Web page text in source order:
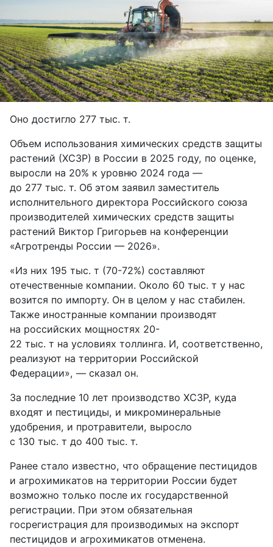
Оно достигло 277 тыс. т.
Объем использования химических средств защиты
растений (ХСЗР) в России в 2025 году, по оценке,
выросли на 20% к уровню 2024 года —
до 277 тыс. т. Об этом заявил заместитель
исполнительного директора Российского союза
производителей химических средств защиты
растений Виктор Григорьев на конференции
«Агротренды России — 2026».
«Из них 195 тыс. т (70-72%) составляют
отечественные компании. Около 60 тыс. т у нас
возится по импорту. Он в целом у нас стабилен.
Также иностранные компании производят
на российских мощностях 20-
22 тыс. т на условиях толлинга. И, соответственно,
реализуют на территории Российской
Федерации», — сказал он.
За последние 10 лет производство ХСЗР, куда
входят и пестициды, и микроминеральные
удобрения, и протравители, выросло
с 130 тыс. т до 400 тыс. т.
Ранее стало известно, что обращение пестицидов
и агрохимикатов на территории России будет
возможно только после их государственной
регистрации. При этом обязательная
госрегистрация для производимых на экспорт
пестицидов и агрохимикатов отменена.